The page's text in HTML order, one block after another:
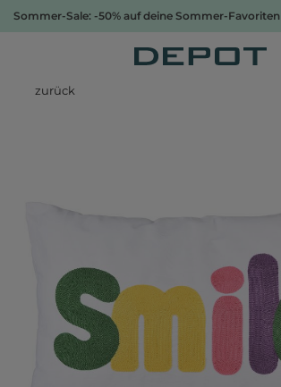
Sommer-Sale: -50% auf deine Sommer-Favoriten
zurück